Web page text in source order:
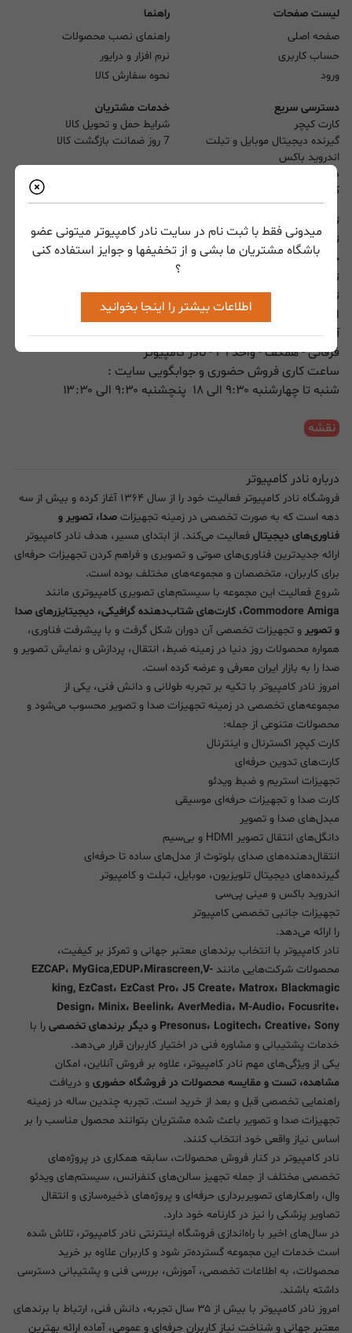
میدونی فقط با ثبت نام در سایت نادر کامپیوتر میتونی عضو
باشگاه مشتریان ما بشی و از تخفیفها و جوایز استفاده کنی
؟
اطلاعات بیشتر را اینجا بخوانید
لیست صفحات
صفحه اصلی
حساب کاربری
ورود
راهنما
راهنمای نصب محصولات
نرم افزار و درایور
نحوه سفارش کالا
دسترسی سریع
کارت کپچر
گیرنده دیجیتال موبایل و تبلت
اندروید باکس
دانگل HDMI
کارت تدوین
خدمات مشتریان
شرایط حمل و تحویل کالا
7 روز ضمانت بازگشت کالا
تماس با ما
تلفن :۰۲۱-۶۶۷۰۸۷۹۶ (10 خط)
خدمات پس از فروش : ۶۶۷۳۴۳۴۶- ۰۲۱
تماس با پشتیبانی ( واتس اپ و تماس ) :
تماس با مدیریت ( پیامک و واتس اپ ) :۰۹۳۵۶۷۰۸۷۹۶
ایمیل :
info@nadercomputer.com
آدرس : تهران - خیابان جمهوری - چهار راه سی تیر - مجتمع تجاری
فرقانی - همکف - واحد ۲۹ - نادر کامپیوتر
ساعت کاری فروش حضوری و جوابگویی سایت :
شنبه تا چهارشنبه ۹:۳۰ الی ۱۸ پنچشنبه ۹:۳۰ الی ۱۳:۳۰
نقشه
درباره نادر کامپیوتر
فروشگاه نادر کامپیوتر فعالیت خود را از سال ۱۳۶۴ آغاز کرده و بیش از سه
دهه است که به صورت تخصصی در زمینه تجهیزات صدا، تصویر و
فناوری‌های دیجیتال فعالیت می‌کند. از ابتدای مسیر، هدف نادر کامپیوتر
ارائه جدیدترین فناوری‌های صوتی و تصویری و فراهم کردن تجهیزات حرفه‌ای
برای کاربران، متخصصان و مجموعه‌های مختلف بوده است.
شروع فعالیت این مجموعه با سیستم‌های تصویری کامپیوتری مانند
Commodore Amiga، کارت‌های شتاب‌دهنده گرافیکی، دیجیتایزرهای صدا
و تصویر و تجهیزات تخصصی آن دوران شکل گرفت و با پیشرفت فناوری،
همواره محصولات روز دنیا در زمینه ضبط، انتقال، پردازش و نمایش تصویر و
صدا را به بازار ایران معرفی و عرضه کرده است.
امروز نادر کامپیوتر با تکیه بر تجربه طولانی و دانش فنی، یکی از
مجموعه‌های تخصصی در زمینه تجهیزات صدا و تصویر محسوب می‌شود و
محصولات متنوعی از جمله:
کارت کپچر اکسترنال و اینترنال
کارت‌های تدوین حرفه‌ای
تجهیزات استریم و ضبط ویدئو
کارت صدا و تجهیزات حرفه‌ای موسیقی
مبدل‌های صدا و تصویر
دانگل‌های انتقال تصویر HDMI و بی‌سیم
انتقال‌دهنده‌های صدای بلوتوث از مدل‌های ساده تا حرفه‌ای
گیرنده‌های دیجیتال تلویزیون، موبایل، تبلت و کامپیوتر
اندروید باکس و مینی پی‌سی
تجهیزات جانبی تخصصی کامپیوتر
را ارائه می‌دهد.
نادر کامپیوتر با انتخاب برندهای معتبر جهانی و تمرکز بر کیفیت،
محصولات شرکت‌هایی مانند EZCAP، MyGica,EDUP،Mirascreen,V-
king, EzCast، EzCast Pro، J5 Create، Matrox، Blackmagic
Design، Minix، Beelink، AverMedia، M-Audio، Focusrite،
Presonus، Logitech، Creative، Sony و دیگر برندهای تخصصی
را با
خدمات پشتیبانی و مشاوره فنی در اختیار کاربران قرار می‌دهد.
یکی از ویژگی‌های مهم نادر کامپیوتر، علاوه بر فروش آنلاین، امکان
مشاهده، تست و مقایسه محصولات در فروشگاه حضوری و دریافت
راهنمایی تخصصی قبل و بعد از خرید است. تجربه چندین ساله در زمینه
تجهیزات صدا و تصویر باعث شده مشتریان بتوانند محصول مناسب را بر
اساس نیاز واقعی خود انتخاب کنند.
نادر کامپیوتر در کنار فروش محصولات، سابقه همکاری در پروژه‌های
تخصصی مختلف از جمله تجهیز سالن‌های کنفرانس، سیستم‌های ویدئو
وال، راهکارهای تصویربرداری حرفه‌ای و پروژه‌های ذخیره‌سازی و انتقال
تصاویر پزشکی را نیز در کارنامه خود دارد.
در سال‌های اخیر با راه‌اندازی فروشگاه اینترنتی نادر کامپیوتر، تلاش شده
است خدمات این مجموعه گسترده‌تر شود و کاربران علاوه بر خرید
محصولات، به اطلاعات تخصصی، آموزش، بررسی فنی و پشتیبانی دسترسی
داشته باشند.
امروز نادر کامپیوتر با بیش از ۳۵ سال تجربه، دانش فنی، ارتباط با برندهای
معتبر جهانی و شناخت نیاز کاربران حرفه‌ای و عمومی، آماده ارائه بهترین